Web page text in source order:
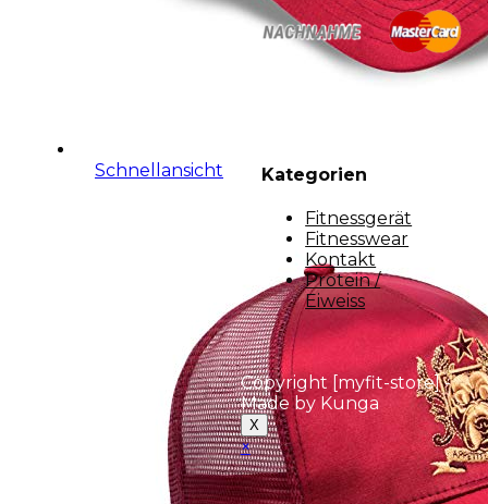
Schnellansicht Kategorien
Fitnessgerät
Fitnesswear
Kontakt
Protein /
Eiweiss
Copyright [myfit-store] -
Made by Kunga
X
×
Close